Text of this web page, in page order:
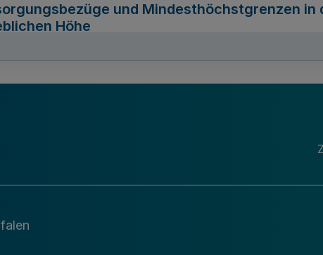
und Mindesthöchstgrenzen in
Höhe
Durchführung des Förderprogramms